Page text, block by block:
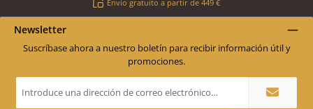
Envío gratuito a partir de 449 €
Newsletter
Suscríbase ahora a nuestro boletín para recibir información útil y
promociones.
de